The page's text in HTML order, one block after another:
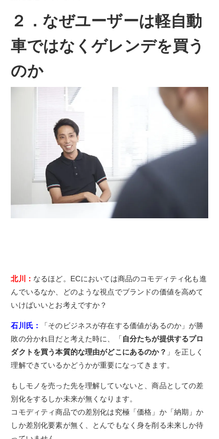
２．なぜユーザーは軽自動
車ではなくゲレンデを買う
のか
北川： なるほど。ECにおいては商品のコモディティ化も進
んでいるなか、どのような視点でブランドの価値を高めて
いけばいいとお考えですか？
石川氏：
「そのビジネスが存在する価値があるのか」が勝
敗の分かれ目だと考えた時に、「自分たちが提供するプロ
ダクトを買う本質的な理由がどこにあるのか？ 」を正しく
理解できているかどうかが重要になってきます。
もしモノを売った先を理解していないと、商品としての差
別化をするしか未来が無くなります。
コモディティ商品での差別化は究極「価格」か「納期」か
しか差別化要素が無く、とんでもなく身を削る未来しか待